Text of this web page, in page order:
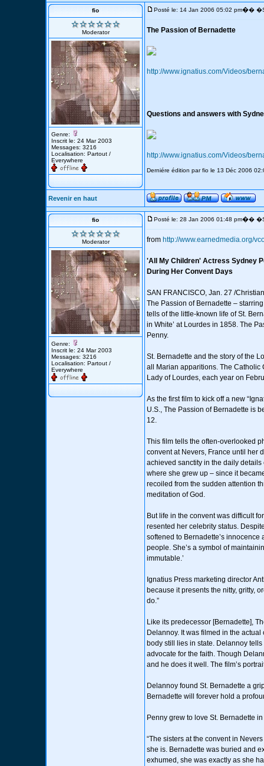
fio
Moderator
Genre:
Inscrit le: 24 Mar 2003
Messages: 3216
Localisation: Partout /
Everywhere
Posté le: 14 Jan 2006 05:02 pm��
The Passion of Bernadette
http://www.ignatius.com/Videos/
Questions and answers with
http://www.ignatius.com/Videos/
Derniére édition par fio le 13 Déc 2006
Revenir en haut
fio
Moderator
Genre:
Inscrit le: 24 Mar 2003
Messages: 3216
Localisation: Partout /
Everywhere
Posté le: 28 Jan 2006 01:48 pm��
from http://www.earnedmedia.org/
'All My Children' Actress Sydney
During Her Convent Days
SAN FRANCISCO, Jan. 27 /
The Passion of Bernadette –
tells of the little-known life of St.
in White’ at Lourdes in 1858. The
Penny.
St. Bernadette and the story of the
all Marian apparitions. The Catholic
Lady of Lourdes, each year on
As the first film to kick off a new
U.S., The Passion of Bernadette is
12.
This film tells the often-overlooked
convent at Nevers, France until her
achieved sanctity in the daily
where she grew up – since it
recoiled from the sudden attention
meditation of God.
But life in the convent was difficult
resented her celebrity status.
softened to Bernadette’s innocence
people. She’s a symbol of
immutable.’
Ignatius Press marketing director
because it presents the nitty, gritty,
do.”
Like its predecessor [Bernadette],
Delannoy. It was filmed in the
body still lies in state. Delannoy
advocate for the faith. Though
and he does it well. The film’s
Delannoy found St. Bernadette a
Bernadette will forever hold a
Penny grew to love St. Bernadette
“The sisters at the convent in
she is. Bernadette was buried and
exhumed, she was exactly as she